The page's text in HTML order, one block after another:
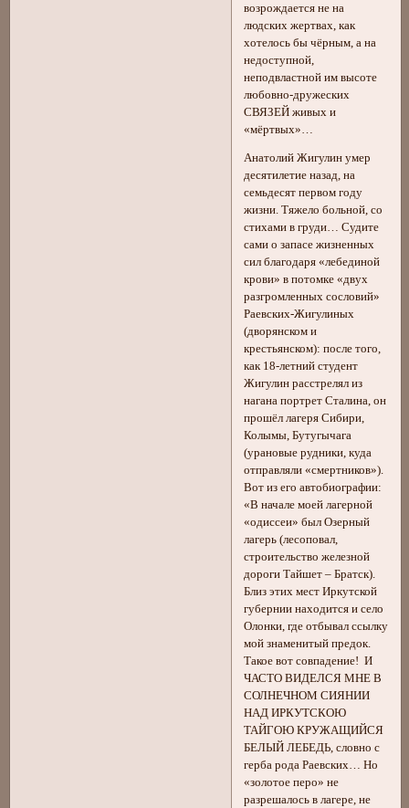
возрождается не на
людских жертвах, как
хотелось бы чёрным, а на
недоступной,
неподвластной им высоте
любовно-дружеских
СВЯЗЕЙ живых и
«мёртвых»…
Анатолий Жигулин умер
десятилетие назад, на
семьдесят первом году
жизни. Тяжело больной, со
стихами в груди… Судите
сами о запасе жизненных
сил благодаря «лебединой
крови» в потомке «двух
разгромленных сословий»
Раевских-Жигулиных
(дворянском и
крестьянском): после того,
как 18-летний студент
Жигулин расстрелял из
нагана портрет Сталина, он
прошёл лагеря Сибири,
Колымы, Бутугычага
(урановые рудники, куда
отправляли «смертников»).
Вот из его автобиографии:
«В начале моей лагерной
«одиссеи» был Озерный
лагерь (лесоповал,
строительство железной
дороги Тайшет – Братск).
Близ этих мест Иркутской
губернии находится и село
Олонки, где отбывал ссылку
мой знаменитый предок.
Такое вот совпадение! И
ЧАСТО ВИДЕЛСЯ МНЕ В
СОЛНЕЧНОМ СИЯНИИ
НАД ИРКУТСКОЮ
ТАЙГОЮ КРУЖАЩИЙСЯ
БЕЛЫЙ ЛЕБЕДЬ, словно с
герба рода Раевских… Но
«золотое перо» не
разрешалось в лагере, не